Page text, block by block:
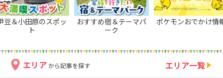
豆＆小田原のスポッ
ト
おすすめ宿＆テーマパ
ーク
ポケモンおでかけ情
エリア から記事を探す エリア一覧